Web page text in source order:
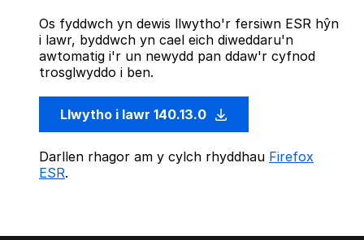
Os fyddwch yn dewis llwytho'r fersiwn ESR hŷn
i lawr, byddwch yn cael eich diweddaru'n
awtomatig i'r un newydd pan ddaw'r cyfnod
trosglwyddo i ben.
Llwytho i lawr 140.13.0
Darllen rhagor am y cylch rhyddhau Firefox
ESR.